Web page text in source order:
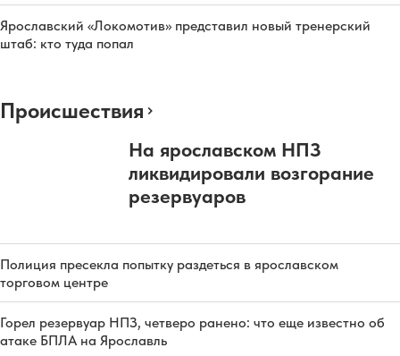
Ярославский «Локомотив» представил новый тренерский
штаб: кто туда попал
Происшествия
На ярославском НПЗ
ликвидировали возгорание
резервуаров
Полиция пресекла попытку раздеться в ярославском
торговом центре
Горел резервуар НПЗ, четверо ранено: что еще известно об
атаке БПЛА на Ярославль